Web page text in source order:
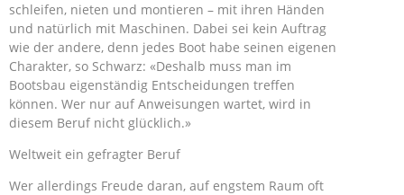
schleifen, nieten und montieren – mit ihren Händen
und natürlich mit Maschinen. Dabei sei kein Auftrag
wie der andere, denn jedes Boot habe seinen eigenen
Charakter, so Schwarz: «Deshalb muss man im
Bootsbau eigenständig Entscheidungen treffen
können. Wer nur auf Anweisungen wartet, wird in
diesem Beruf nicht glücklich.»
Weltweit ein gefragter Beruf
Wer allerdings Freude daran, auf engstem Raum oft